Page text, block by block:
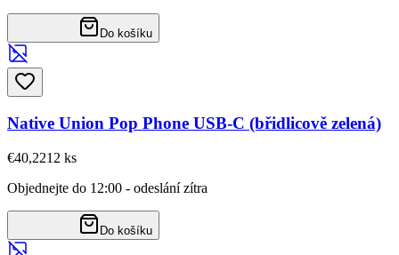
Do košíku
Native Union Pop Phone USB-C (břidlicově zelená)
€40,2212 ks
Objednejte do 12:00 - odeslání zítra
Do košíku